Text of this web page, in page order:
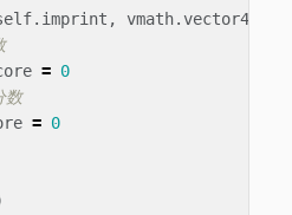
. imprint , vmath.vector4
= 0
数
= 0